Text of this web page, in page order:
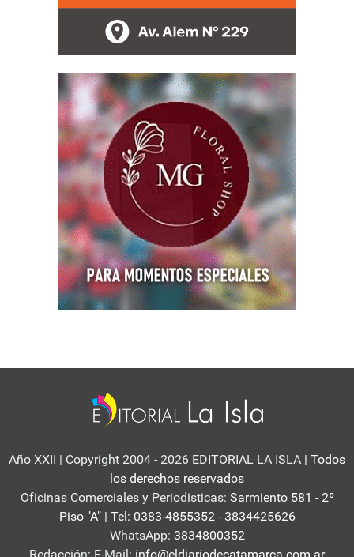
Año XXII | Copyright 2004 - 2026 EDITORIAL LA ISLA | Todos
los derechos reservados
Oficinas Comerciales y Periodisticas: Sarmiento 581 - 2º
Piso "A" | Tel: 0383-4855352 - 3834425626
WhatsApp: 3834800352
Redacción: E-Mail: info@eldiariodecatamarca.com.ar